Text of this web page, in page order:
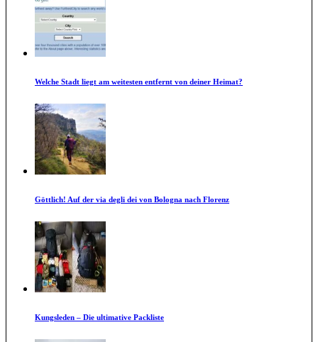
Welche Stadt liegt am weitesten entfernt von deiner Heimat?
Göttlich! Auf der via degli dei von Bologna nach Florenz
Kungsleden – Die ultimative Packliste